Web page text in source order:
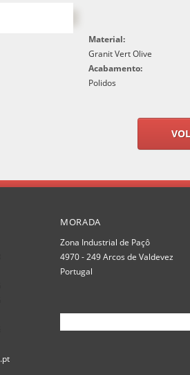
Material:
Granit Vert Olive
Acabamento:
Polidos
MORADA
Zona Industrial de Paçô
4970 - 249 Arcos de Valdevez
Portugal